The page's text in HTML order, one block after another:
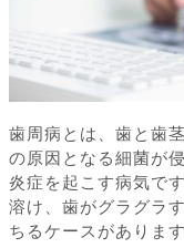
歯周病とは、歯と歯
の原因となる細菌が
炎症を起こす病気で
溶け、歯がグラグラ
ちるケースがあります